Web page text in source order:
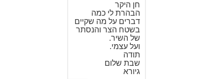
חן היקר
הבהרת לי כמה
דברים על מה שקיים
בשטח הצר והנסתר
של השיר.
ועל עצמי.
תודה
שבת שלום
גיורא